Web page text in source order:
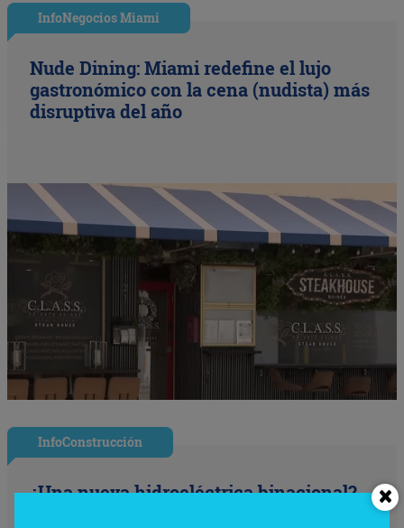
InfoNegocios Miami
Nude Dining: Miami redefine el lujo
gastronómico con la cena (nudista) más
disruptiva del año
InfoConstrucción
¿Una nueva hidroeléctrica binacional?